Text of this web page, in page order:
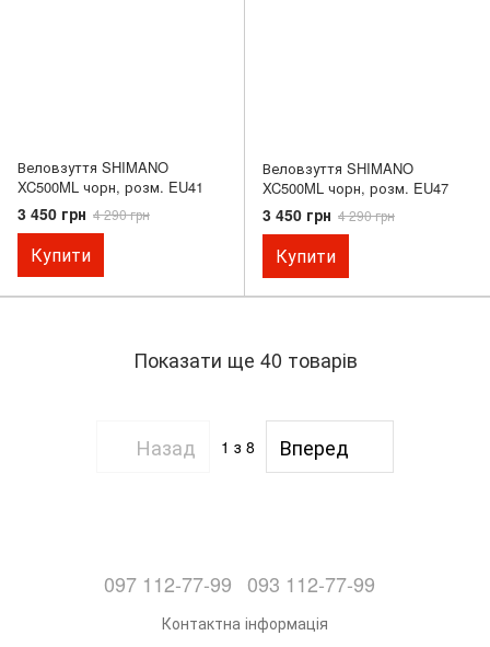
Веловзуття SHIMANO
XC500ML чорн, розм. EU41
3 450 грн 4 290 грн
Купити
Веловзуття SHIMANO
XC500ML чорн, розм. EU47
3 450 грн 4 290 грн
Купити
Показати ще 40 товарів
Назад 1 з 8 Вперед
097 112-77-99 093 112-77-99
Контактна інформація